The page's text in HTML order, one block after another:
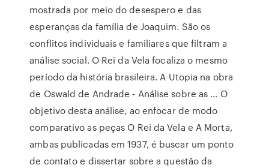
mostrada por meio do desespero e das
esperanças da família de Joaquim. São os
conflitos individuais e familiares que filtram a
análise social. O Rei da Vela focaliza o mesmo
período da história brasileira. A Utopia na obra
de Oswald de Andrade - Análise sobre as ... O
objetivo desta análise, ao enfocar de modo
comparativo as peças O Rei da Vela e A Morta,
ambas publicadas em 1937, é buscar um ponto
de contato e dissertar sobre a questão da